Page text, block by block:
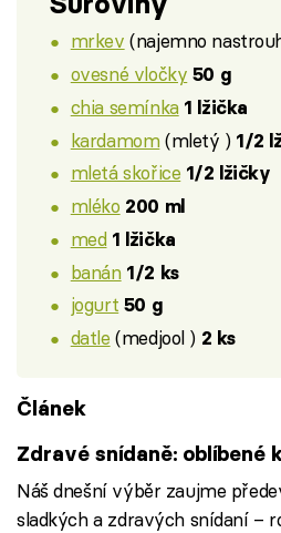
mrkev (najemno
ovesné vločky 50 g
chia semínka 1 lžička
kardamom(mletý ) 1/2
mletá skořice 1/2 lžičky
mléko 200 ml
med 1 lžička
banán 1/2 ks
jogurt 50 g
datle (medjool ) 2 ks
Článek
Zdravé snídaně: oblíbené
Náš dnešní výběr zaujme
sladkých a zdravých snídaní –